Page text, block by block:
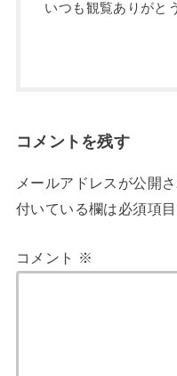
いつも観覧ありがと
コメントを残す
メールアドレスが公開
付いている欄は必須項
コメント ※